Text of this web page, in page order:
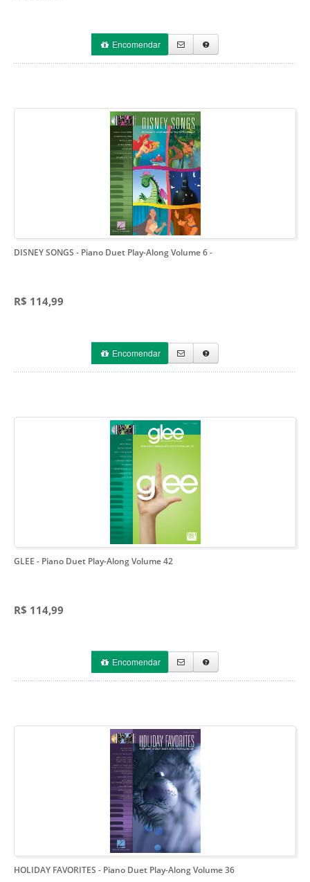
Encomendar
DISNEY SONGS - Piano Duet Play-Along Volume 6-
R$ 114,99
Encomendar
GLEE - Piano Duet Play-Along Volume 42
R$ 114,99
Encomendar
HOLIDAY FAVORITES - Piano Duet Play-Along Volume 36